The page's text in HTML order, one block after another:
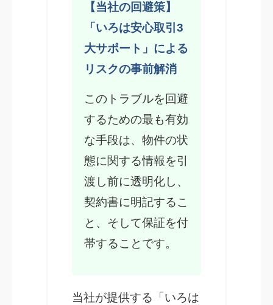
【当社の回避策】
「いろは安心取引3
大サポート」による
リスクの事前解消
このトラブルを回避
するための最も有効
な手段は、物件の状
態に関する情報を引
渡し前に透明化し、
契約書に明記するこ
と、そして保証を付
帯することです。
当社が提供する「いろは